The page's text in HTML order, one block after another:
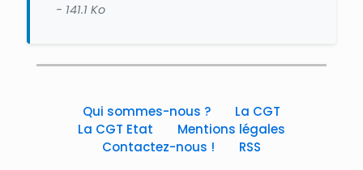
- 141.1 Ko
Qui sommes-nous ?
La CGT
La CGT Etat
Mentions légales
Contactez-nous !
RSS